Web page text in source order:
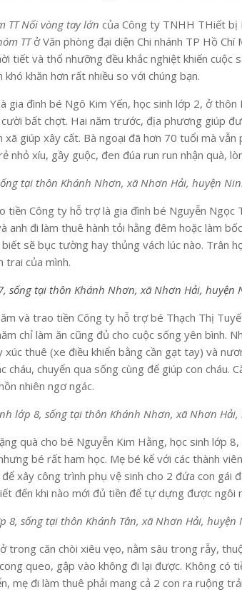
TT Nối vòng tay lớn của Công ty TNHH THiết bị
TTở Văn phòng đại diện Chi nhánh TP Hồ
tiết và thổ nhưỡng đều khắc nghiệt khiến
khăn hơn rất nhiều so với chúng bạn.
gia đình bé Ngô Kim Yến, học sinh lớp 2, ở
bất chợt. Hai năm trước, địa phương giúp
giúp xây cất. Bà ngoại đã hơn 70 tuổi mà
nhỏ xíu, gầy guộc, đen đúa run run nhận quà,
tại thôn Khánh Nhơn, xã Nhơn Hải, huyện
Công ty hỗ trợ là gia đình bé Nguyễn Ngọc
anh đi làm thuê hành tỏi hằng đêm hoặc làm
sẽ bục tường hay thủng vách lúc nào. Trân
trai của mình.
sống tại thôn Khánh Nhơn, xã Nhơn Hải,
và trao tiền Công ty hỗ trợ bé Thạch Thị
chỉ làm ăn cũng đủ cho cuộc sống yên
thuê (xe điều khiển bằng cần gạt tay) và
cháu, chuyển qua sống cùng để giúp con
nhiên ngơ ngác.
lớp 8, sống tại thôn Khánh Nhơn, xã Nhơn
quà cho bé Nguyễn Kim Hằng, học sinh lớp
bé rất ham học. Mẹ bé kể với các thành
xây công trình phụ vệ sinh cho 2 đứa con
đến khi nào mới đủ tiền để tự dựng được ngôi
8, sống tại thôn Khánh Tân, xã Nhơn Hải,
trong căn chòi xiêu vẹo, nằm sâu trong rẫy,
queo, gập vào không đi lại được. Không có
mẹ đi làm thuê phải mang cả 2 con ra ruộng